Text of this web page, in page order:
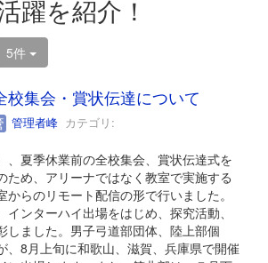
躍を紹介！
5件
校集会・賞状伝達について
管理者峰 カテゴリ:
、夏季休業前の全校集会、賞状伝達式を
ため、アリーナではなく教室で実施する
からのリモート配信の形で行いました。
ンターハイ出場をはじめ、探究活動、
しました。男子弓道部団体、陸上部個
、8月上旬に和歌山、滋賀、兵庫県で開催